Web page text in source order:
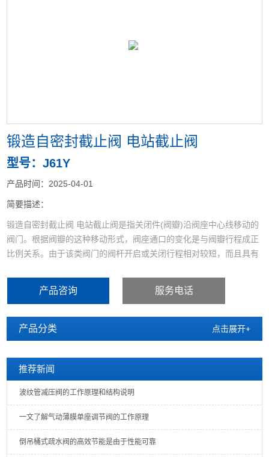
锻造自密封截止阀 电站截止阀
型号：J61Y
产品时间：2025-04-01
简要描述：
锻造自密封截止阀 电站截止阀是指关闭件(阀瓣)沿阀座中心线移动的
阀门。根据阀瓣的这种移动形式，阀座通口的变化是与阀瓣行程成正
比例关系。由于该类阀门的阀杆开启或关闭行程相对较短，而且具有
产品咨询 服务电话
产品分类 点击展开+
推荐新闻
波纹管减压阀的工作原理和结构说明
一文了解气动薄膜单座调节阀的工作原理
倒吊桶式疏水阀的高效节能是由于性能可靠